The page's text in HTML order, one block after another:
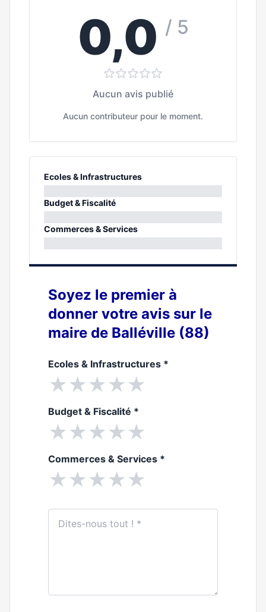
0,0 / 5
Aucun avis publié
Aucun contributeur pour le moment.
Ecoles & Infrastructures
0%
Budget & Fiscalité
0%
Commerces & Services
Soyez le premier à
donner votre avis sur le
maire de Balléville (88)
Ecoles & Infrastructures *
★★★★★
Budget & Fiscalité *
★★★★★
Commerces & Services *
★★★★★